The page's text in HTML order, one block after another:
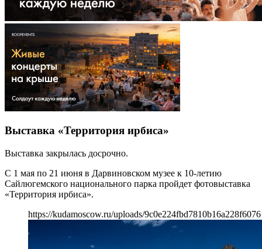
Выставка «Территория ирбиса»
Выставка закрылась досрочно.
С 1 мая по 21 июня в Дарвиновском музее к 10-летию
Сайлюгемского национального парка пройдет фотовыставка
«Территория ирбиса».
https://kudamoscow.ru/uploads/